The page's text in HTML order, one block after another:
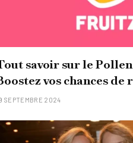
savoir sur le
vos chances de
SEPTEMBRE 2024